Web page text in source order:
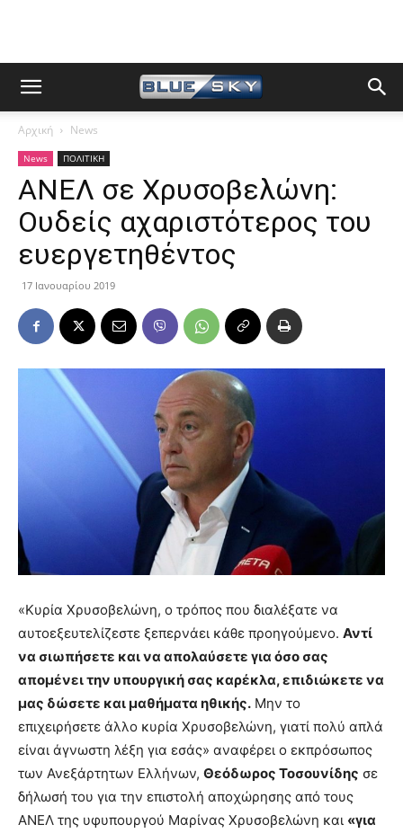
Αρχική News
News ΠΟΛΙΤΙΚΗ
ΑΝΕΛ σε Χρυσοβελώνη:
Ουδείς αχαριστότερος του
ευεργετηθέντος
17 Ιανουαρίου 2019
«Κυρία Χρυσοβελώνη, ο τρόπος που διαλέξατε να
αυτοεξευτελίζεστε ξεπερνάει κάθε προηγούμενο. Αντί
να σιωπήσετε και να απολαύσετε για όσο σας
απομένει την υπουργική σας καρέκλα, επιδιώκετε να
μας δώσετε και μαθήματα ηθικής. Μην το
επιχειρήσετε άλλο κυρία Χρυσοβελώνη, γιατί πολύ απλά
είναι άγνωστη λέξη για εσάς» αναφέρει ο εκπρόσωπος
των Ανεξάρτητων Ελλήνων, Θεόδωρος Τοσουνίδης σε
δήλωσή του για την επιστολή αποχώρησης από τους
ΑΝΕΛ της υφυπουργού Μαρίνας Χρυσοβελώνη και «για